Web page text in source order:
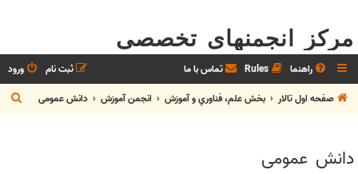
مرکز انجمنهای تخصصی
راهنما Rules تماس با ما ورود
ثبت نام
صفحه اول تالار
بخش علم، فناوري و آموزش انجمن آموزش دانش عمومی
ج
س
دانش عمومی